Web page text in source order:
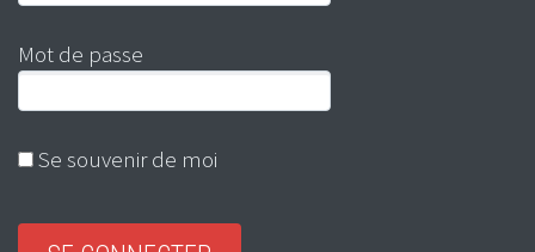
Mot de passe
Se souvenir de moi